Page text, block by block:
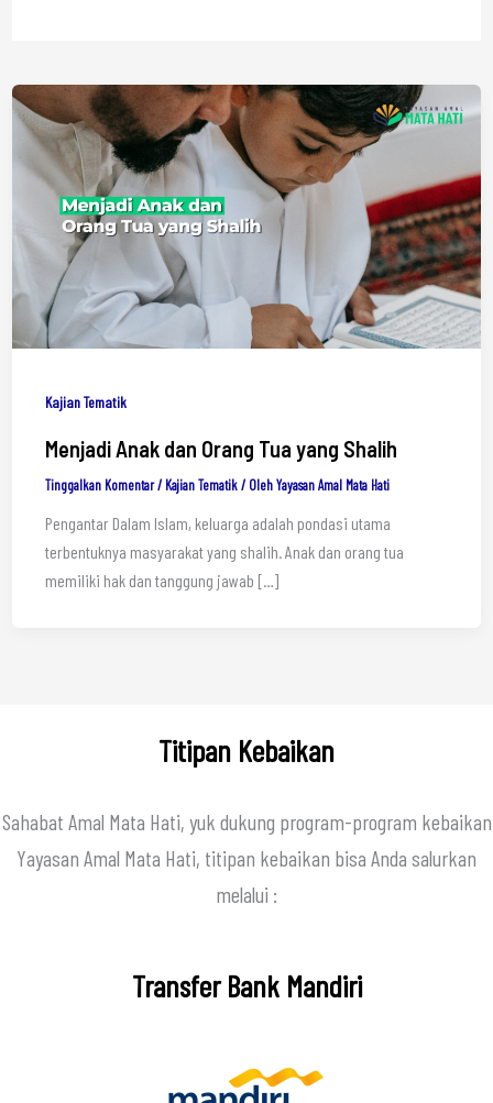
Kajian Tematik
Menjadi Anak dan Orang Tua yang Shalih
Tinggalkan Komentar / Kajian Tematik/ OlehYayasan Amal Mata Hati
Pengantar Dalam Islam, keluarga adalah pondasi utama
terbentuknya masyarakat yang shalih. Anak dan orang tua
memiliki hak dan tanggung jawab […]
Titipan Kebaikan
Sahabat Amal Mata Hati, yuk dukung program-program kebaikan
Yayasan Amal Mata Hati, titipan kebaikan bisa Anda salurkan
melalui :
Transfer Bank Mandiri